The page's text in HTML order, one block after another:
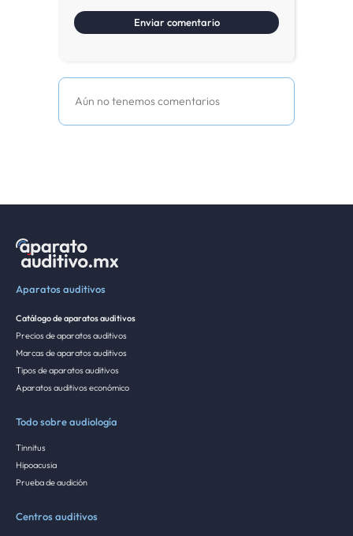
Aún no tenemos comentarios
Aparatos auditivos
Catálogo de aparatos auditivos
Precios de aparatos auditivos
Marcas de aparatos auditivos
Tipos de aparatos auditivos
Aparatos auditivos económico
Todo sobre audiología
Tinnitus
Hipoacusia
Prueba de audición
Centros auditivos